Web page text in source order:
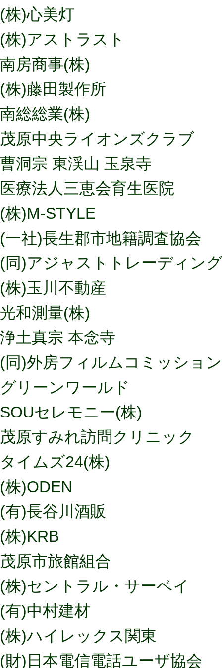
(株)心美灯
(株)アストラスト
南房商事(株)
(株)藤田製作所
南総総業(株)
茂原中央ライオンズクラブ
曹洞宗 東渓山 玉泉寺
医療法人三恵会育生医院
(株)M-STYLE
(一社)長生郡市地籍調査協会
(同)アジャストトレーディング
(株)玉川不動産
光和測量(株)
浄土真宗 本念寺
(同)外房フィルムコミッション
グリーンワールド
SOUセレモニー(株)
茂原すみれ訪問クリニック
タイムズ24(株)
(株)ODEN
(有)長谷川酒販
(株)KRB
茂原市旅館組合
(株)セントラル・サーベイ
(有)中村建材
(株)ハイレックス関東
(財)日本電信電話ユーザ協会